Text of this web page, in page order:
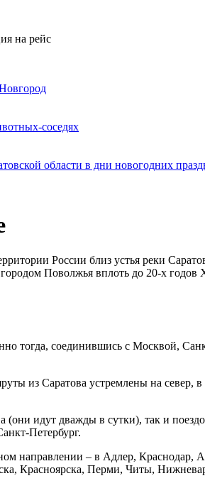
на рейс
соседях
области в дни новогодних
России близ устья реки
Поволжья вплоть до 20-х
тогда, соединившись с Москвой,
из Саратова устремлены на север,
идут дважды в сутки), так и
Петербург.
направлении – в Адлер,
Красноярска, Перми, Читы,